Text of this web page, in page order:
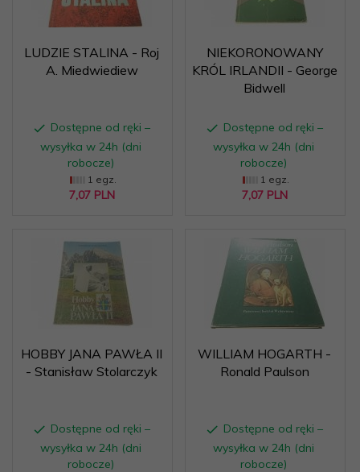
LUDZIE STALINA - Roj
A. Miedwiediew
Dostępne od ręki –
wysyłka w 24h (dni
robocze)
1 egz.
7,07 PLN
NIEKORONOWANY
KRÓL IRLANDII - George
Bidwell
Dostępne od ręki –
wysyłka w 24h (dni
robocze)
1 egz.
7,07 PLN
HOBBY JANA PAWŁA II
- Stanisław Stolarczyk
Dostępne od ręki –
wysyłka w 24h (dni
robocze)
WILLIAM HOGARTH -
Ronald Paulson
Dostępne od ręki –
wysyłka w 24h (dni
robocze)